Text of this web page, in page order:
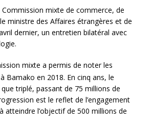
mixte de commerce, de
ministre des Affaires étrangères et de
dernier, un entretien bilatéral avec
mixte a permis de noter les
Bamako en 2018. En cinq ans, le
triplé, passant de 75 millions de
est le reflet de l’engagement
l’objectif de 500 millions de